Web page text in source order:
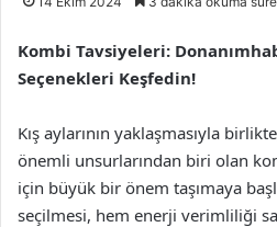
Kombi Tavsiyeleri:
Seçenekleri Keşfedin!
Kış aylarının yaklaşmasıyla
önemli unsurlarından biri olan
için büyük bir önem taşımaya
seçilmesi, hem enerji verimliliği